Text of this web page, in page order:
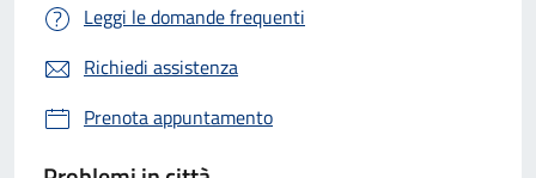
Leggi le domande frequenti
Richiedi assistenza
Prenota appuntamento